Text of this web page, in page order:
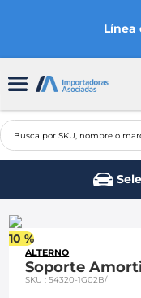
Línea
Busca por SKU,
10 %
ALTERNO
Soporte
SKU:54320-1G02B/
2
3.
spark gt
ford fiesta